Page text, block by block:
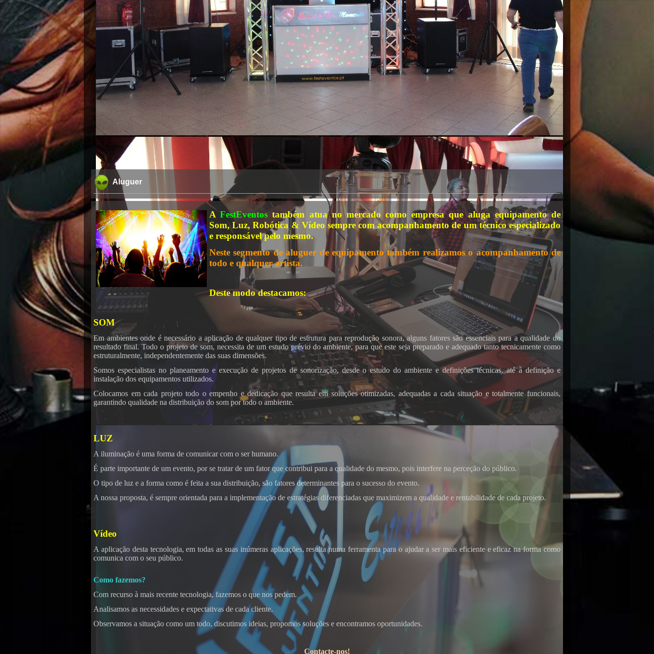
Karaoke
Aluguer
AFestEventos também atua no mercado como empresa que aluga equipamento de
Som, Luz, Robótica & Vídeo sempre com acompanhamento de um técnico especializado
e responsável pelo mesmo.
Neste segmento de aluguer de equipamento também realizamos o acompanhamento de
todo e qualquer artista.
Deste modo destacamos:
SOM
Em ambientes onde é necessário a aplicação de qualquer tipo de estrutura para reprodução sonora, alguns fatores são essenciais para a qualidade do
resultado final. Todo o projeto de som, necessita de um estudo prévio do ambiente, para que este seja preparado e adequado tanto tecnicamente como
estruturalmente, independentemente das suas dimensões.
Somos especialistas no planeamento e execução de projetos de sonorização, desde o estudo do ambiente e definições técnicas, até à definição e
instalação dos equipamentos utilizados.
Colocamos em cada projeto todo o empenho e dedicação que resulta em soluções otimizadas, adequadas a cada situação e totalmente funcionais,
garantindo qualidade na distribuição do som por todo o ambiente.
LUZ
A iluminação é uma forma de comunicar com o ser humano.
É parte importante de um evento, por se tratar de um fator que contribui para a qualidade do mesmo, pois interfere na perceção do público.
O tipo de luz e a forma como é feita a sua distribuição, são fatores determinantes para o sucesso do evento.
A nossa proposta, é sempre orientada para a implementação de estratégias diferenciadas que maximizem a qualidade e rentabilidade de cada projeto.
Vídeo
A aplicação desta tecnologia, em todas as suas inúmeras aplicações, resulta numa ferramenta para o ajudar a ser mais eficiente e eficaz na forma como
comunica com o seu público.
Como fazemos?
Com recurso à mais recente tecnologia, fazemos o que nos pedem.
Analisamos as necessidades e expectativas de cada cliente.
Observamos a situação como um todo, discutimos ideias, propomos soluções e encontramos oportunidades.
Contacte-nos!